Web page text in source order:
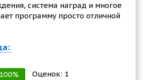
система наград и многое
программу просто отличной
100% Оценок: 1